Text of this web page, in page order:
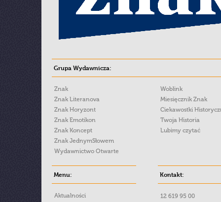
Grupa Wydawnicza:
Znak
Znak Literanova
Znak Horyzont
Znak Emotikon
Znak Koncept
Znak JednymSłowem
Wydawnictwo Otwarte
Woblink
Miesięcznik Znak
Ciekawostki
Twoja Historia
Lubimy czytać
Menu:
Aktualności
Kontakt:
12 619 95 00